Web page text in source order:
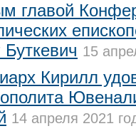
главой
15
Кирилл
14 апреля 2021